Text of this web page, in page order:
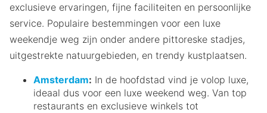
exclusieve ervaringen, fijne faciliteiten en persoonlijke
service. Populaire bestemmingen voor een luxe
weekendje weg zijn onder andere pittoreske stadjes,
uitgestrekte natuurgebieden, en trendy kustplaatsen.
Amsterdam: In de hoofdstad vind je volop luxe,
ideaal dus voor een luxe weekend weg. Van top
restaurants en exclusieve winkels tot